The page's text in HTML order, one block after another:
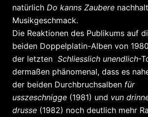
natürlich Do kanns Zaubere
Musikgeschmack.
Die Reaktionen des Publikums auf
beiden Doppelplatin-Alben von
der letzten Schliesslich unendlich-
dermaßen phänomenal, dass es
der beiden Durchbruchsalben für
usszeschnigge (1981) und vun
drusse (1982) noch deutlich mehr